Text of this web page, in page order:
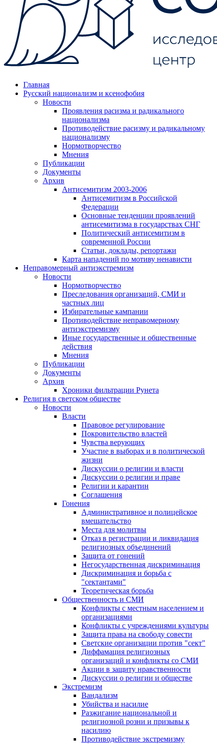
Главная
Русский национализм и ксенофобия
Новости
Проявления расизма и радикального
национализма
Противодействие расизму и радикальному
национализму
Нормотворчество
Мнения
Публикации
Документы
Архив
Антисемитизм 2003-2006
Антисемитизм в Российской
Федерации
Основные тенденции проявлений
антисемитизма в государствах СНГ
Политический антисемитизм в
современной России
Статьи, доклады, репортажи
Карта нападений по мотиву ненависти
Неправомерный антиэкстремизм
Новости
Нормотворчество
Преследования организаций, СМИ и
частных лиц
Избирательные кампании
Противодействие неправомерному
антиэкстремизму
Иные государственные и общественные
действия
Мнения
Публикации
Документы
Архив
Хроники фильтрации Рунета
Религия в светском обществе
Новости
Власти
Правовое регулирование
Покровительство властей
Чувства верующих
Участие в выборах и в политической
жизни
Дискуссии о религии и власти
Дискуссии о религии и праве
Религии и карантин
Соглашения
Гонения
Административное и полицейское
вмешательство
Места для молитвы
Отказ в регистрации и ликвидация
религиозных объединений
Защита от гонений
Негосударственная дискриминация
Дискриминация и борьба с
"сектантами"
Теоретическая борьба
Общественность и СМИ
Конфликты с местным населением и
организациями
Конфликты с учреждениями культуры
Защита права на свободу совести
Светские организации против "сект"
Диффамация религиозных
организаций и конфликты со СМИ
Акции в защиту нравственности
Дискуссии о религии и обществе
Экстремизм
Вандализм
Убийства и насилие
Разжигание национальной и
религиозной розни и призывы к
насилию
Противодействие экстремизму